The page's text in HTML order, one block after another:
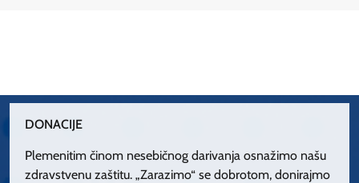
DONACIJE
Plemenitim činom nesebičnog darivanja osnažimo našu
zdravstvenu zaštitu. „Zarazimo“ se dobrotom, donirajmo